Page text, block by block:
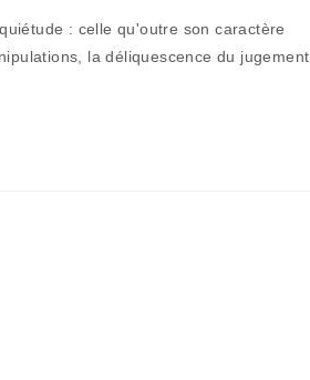
:
: celle qu'outre son caractère
la déliquescence du jugement